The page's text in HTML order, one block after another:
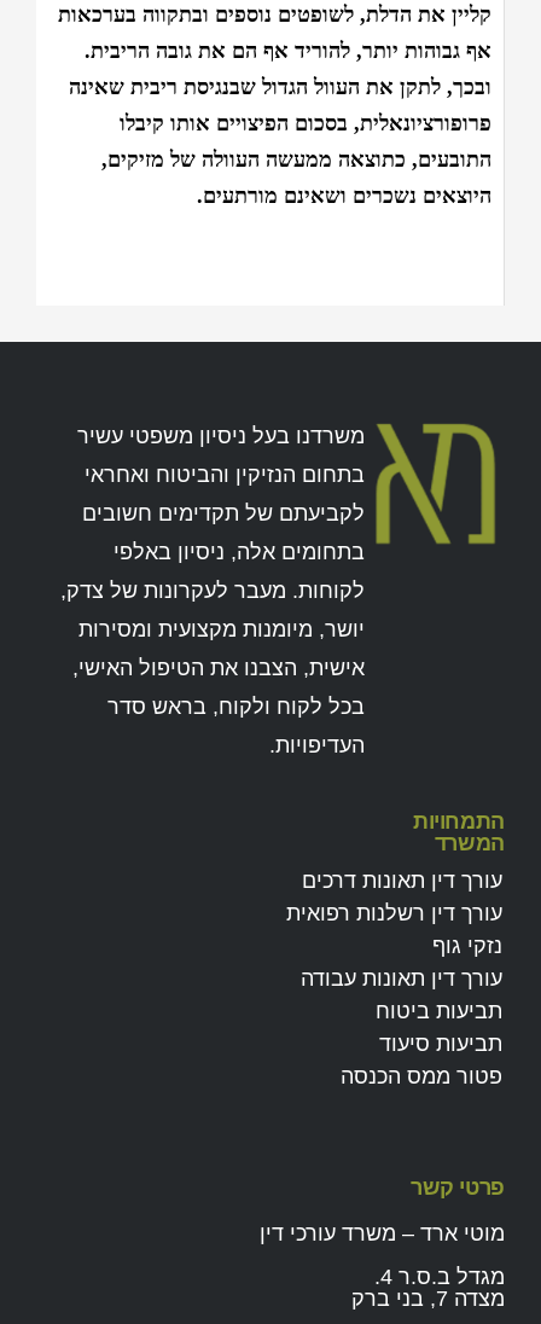
קליין את הדלת, לשופטים נוספים ובתקווה בערכאות
אף גבוהות יותר, להוריד אף הם את גובה הריבית.
ובכך, לתקן את העוול הגדול שבנגיסת ריבית שאינה
פרופורציונאלית, בסכום הפיצויים אותו קיבלו
התובעים, כתוצאה ממעשה העוולה של מזיקים,
היוצאים נשכרים ושאינם מורתעים.
משרדנו בעל ניסיון משפטי עשיר
בתחום הנזיקין והביטוח ואחראי
לקביעתם של תקדימים חשובים
בתחומים אלה, ניסיון באלפי
לקוחות. מעבר לעקרונות של צדק,
יושר, מיומנות מקצועית ומסירות
אישית, הצבנו את הטיפול האישי,
בכל לקוח ולקוח, בראש סדר
העדיפויות.
התמחויות
המשרד
עורך דין תאונות דרכים
עורך דין רשלנות רפואית
נזקי גוף
עורך דין תאונות עבודה
תביעות ביטוח
תביעות סיעוד
פטור ממס הכנסה
פרטי קשר
מוטי ארד – משרד עורכי דין
מגדל ב.ס.ר 4.
מצדה 7, בני ברק